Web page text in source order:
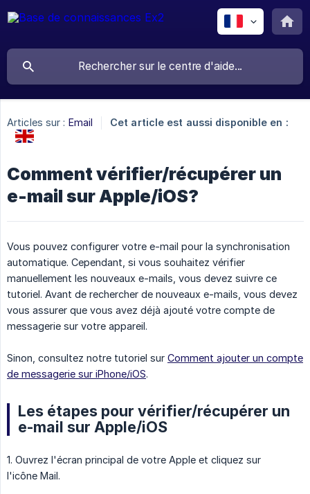
Articles sur : Email Cet article est aussi disponible en :
Comment vérifier/récupérer un
e-mail sur Apple/iOS?
Vous pouvez configurer votre e-mail pour la synchronisation
automatique. Cependant, si vous souhaitez vérifier
manuellement les nouveaux e-mails, vous devez suivre ce
tutoriel. Avant de rechercher de nouveaux e-mails, vous devez
vous assurer que vous avez déjà ajouté votre compte de
messagerie sur votre appareil.
Sinon, consultez notre tutoriel sur Comment ajouter un compte
de messagerie sur iPhone/iOS.
Les étapes pour vérifier/récupérer un
e-mail sur Apple/iOS
1. Ouvrez l'écran principal de votre Apple et cliquez sur
l'icône Mail.